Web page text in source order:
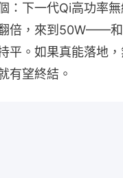
：下一代Qi高功率
倍，來到50W——
平。如果真能落地
有望終結。